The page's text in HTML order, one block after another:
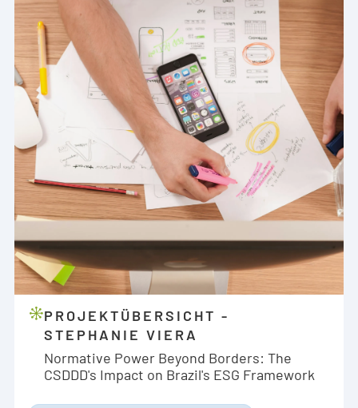
PROJEKTÜBERSICHT -
STEPHANIE VIERA
Normative Power Beyond Borders: The
CSDDD's Impact on Brazil's ESG Framework